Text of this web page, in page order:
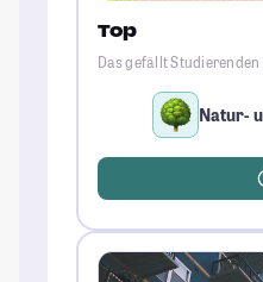
Top
Das gefällt Studierenden
Natur-